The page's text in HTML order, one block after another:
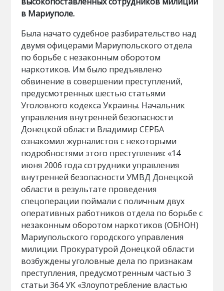
в Мариуполе.
Была начато судебное разбирательство над
двумя офицерами Мариупольского отдела
по борьбе с незаконным оборотом
наркотиков. Им было предъявлено
обвинение в совершении преступлений,
предусмотренных шестью статьями
Уголовного кодекса Украины. Начальник
управления внутренней безопасности
Донецкой области Владимир СЕРБА
ознакомил журналистов с некоторыми
подробностями этого преступления: «14
июня 2006 года сотрудники управления
внутренней безопасности УМВД Донецкой
области в результате проведения
спецоперации поймали с поличным двух
оперативных работников отдела по борьбе с
незаконным оборотом наркотиков (ОБНОН)
Мариупольского городского управления
милиции. Прокуратурой Донецкой области
возбуждены уголовные дела по признакам
преступления, предусмотренным частью 3
статьи 364 УК «Злоупотребление властью